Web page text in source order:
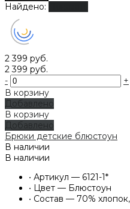
Найдено:
2 399 руб.
2 399 руб.
-
+
В корзину
Добавлено
В корзину
Добавлено
Брюки детские блюстоун
В наличии
В наличии
• Артикул — 6121-1*
• Цвет — Блюстоун
• Состав — 70%